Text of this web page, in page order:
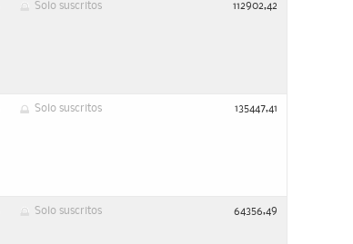
Solo suscritos 112902,42
Solo suscritos 135447,41
Solo suscritos 64356,49